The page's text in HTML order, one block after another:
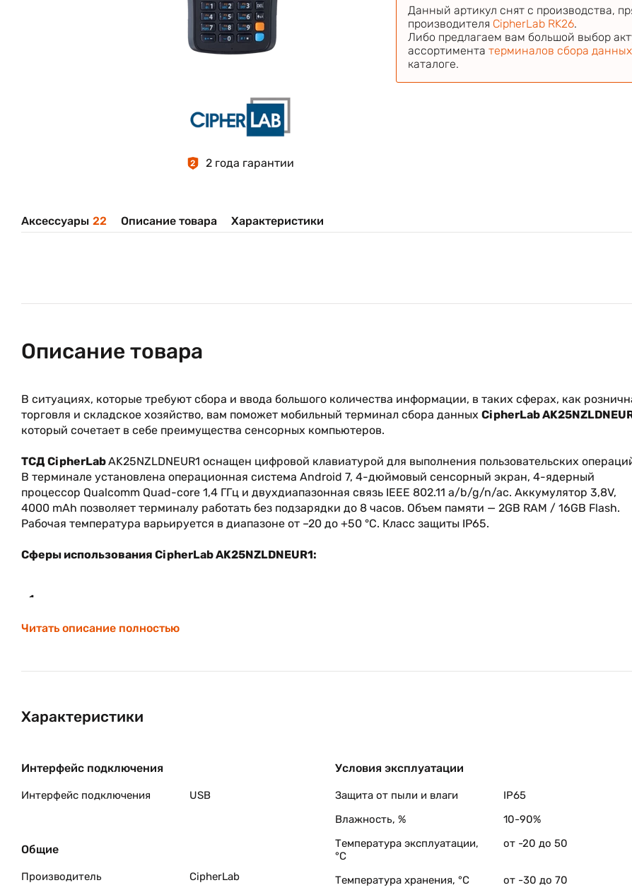
2 2 года гарантии
Данный артикул снят с производства,
производителя CipherLab RK26.
Либо предлагаем вам большой выбор
ассортимента терминалов сбора данных
каталоге.
Аксессуары 22 Описание товара Характеристики
Описание товара
В ситуациях, которые требуют сбора и ввода большого количества информации, в таких сферах, как
торговля и складское хозяйство, вам поможет мобильный терминал сбора данных CipherLab
который сочетает в себе преимущества сенсорных компьютеров.
ТСД CipherLabAK25NZLDNEUR1 оснащен цифровой клавиатурой для выполнения пользовательских
В терминале установлена операционная система Android 7, 4-дюймовый сенсорный экран, 4-ядерный
процессор Qualcomm Quad-core 1,4 ГГц и двухдиапазонная связь IEEE 802.11 a/b/g/n/ac. Аккумулятор 3,8V,
4000 mAh позволяет терминалу работать без подзарядки до 8 часов. Объем памяти — 2GB RAM / 16GB Flash.
Рабочая температура варьируется в диапазоне от –20 до +50 °C. Класс защиты IP65.
Сферы использования CipherLab AK25NZLDNEUR1:
логистика.
Читать описание полностью
Характеристики
Интерфейс подключения
Интерфейс подключения USB
Общие
Производитель
CipherLab
Условия эксплуатации
Защита от пыли и влаги
IP65
Влажность, %
10-90%
Температура эксплуатации,
°C
от -20 до 50
Температура хранения, °C
от -30 до 70